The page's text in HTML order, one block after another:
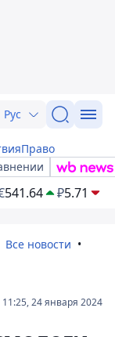
Рус
Право
541.64 ₽5.71
Все новости
11:25, 24 января 2024